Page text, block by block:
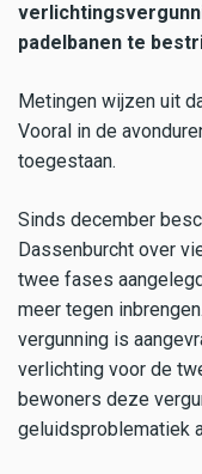
padelbanen te
Metingen wijzen uit
Vooral in de
toegestaan.
Sinds december
Dassenburcht over
twee fases
meer tegen
vergunning is
verlichting voor de
bewoners deze
geluidsproblematiek